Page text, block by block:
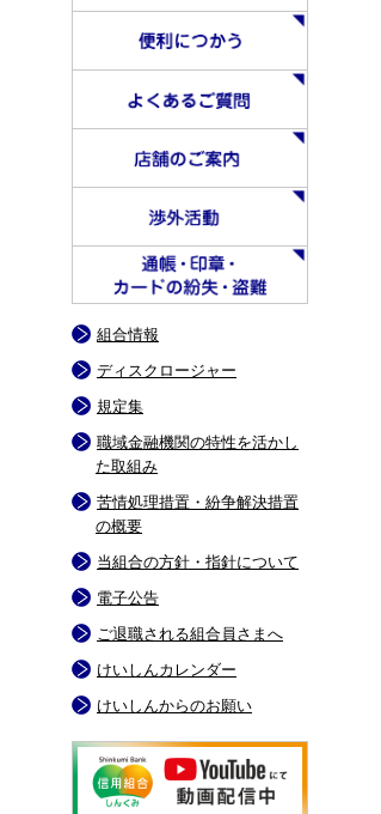
組合情報
ディスクロージャー
規定集
職域金融機関の特性を活かし
た取組み
苦情処理措置・紛争解決措置
の概要
当組合の方針・指針について
電子公告
ご退職される組合員さまへ
けいしんカレンダー
けいしんからのお願い